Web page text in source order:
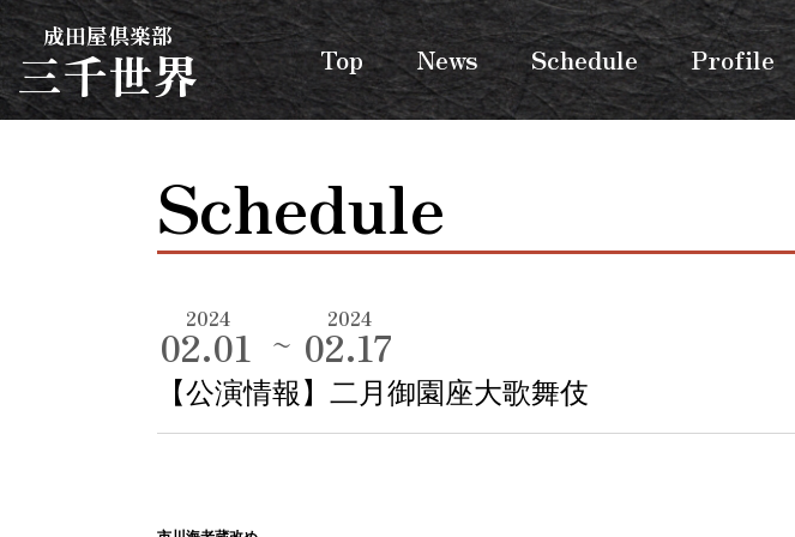
成田屋倶楽部
三千世界 Top News Schedule Profile
Schedule
2024
02.01
2024
02.17
【公演情報】二月御園座大歌舞伎